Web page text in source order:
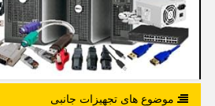
موضوع های تجهیزات جانبی